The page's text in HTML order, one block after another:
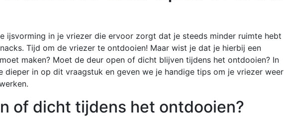
ijsvorming in je vriezer die ervoor zorgt dat je steeds minder ruimte hebt
Tijd om de vriezer te ontdooien! Maar wist je dat je hierbij een
maken? Moet de deur open of dicht blijven tijdens het ontdooien? In
dieper in op dit vraagstuk en geven we je handige tips om je vriezer weer
of dicht tijdens het ontdooien?